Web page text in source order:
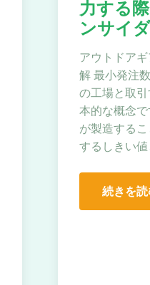
力する
ンサイ
アウトドア
解 最小発注
の工場と取
本的な概念
が製造する
するしきい
続きを